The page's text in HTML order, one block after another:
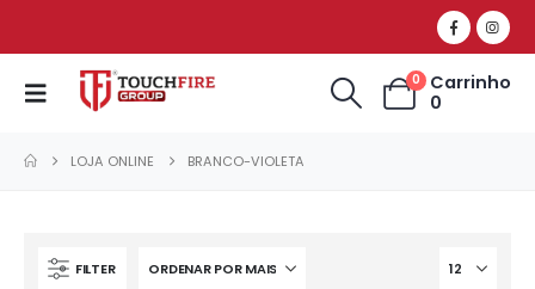
0
Carrinho
0
LOJA ONLINE BRANCO-VIOLETA
FILTER